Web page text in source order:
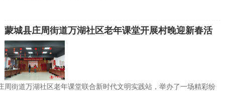
蒙城县庄周街道万湖社区老年课堂开展村晚迎新春活
动
周街道万湖社区老年课堂联合新时代文明实践站，举办了一场精彩纷